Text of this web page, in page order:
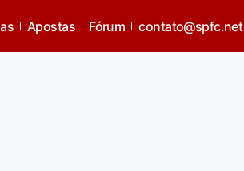
Apostas Fórum contato@spfc.net